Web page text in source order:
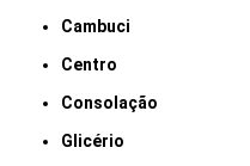
Cambuci
Centro
Consolação
Glicério